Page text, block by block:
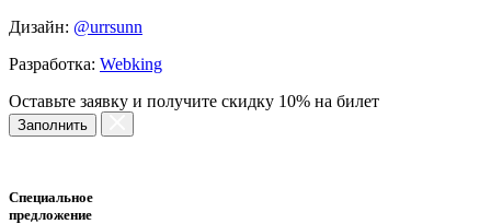
Дизайн: @urrsunn
Разработка: Webking
Оставьте заявку и получите скидку 10% на билет
Заполнить
Специальное
предложение